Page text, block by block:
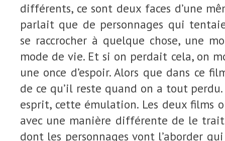
différents, ce sont deux faces d’une
parlait que de personnages qui
se raccrocher à quelque chose, une
mode de vie. Et si on perdait cela, on
une once d’espoir. Alors que dans ce
de ce qu’il reste quand on a tout
esprit, cette émulation. Les deux films
avec une manière différente de le
dont les personnages vont l’aborder